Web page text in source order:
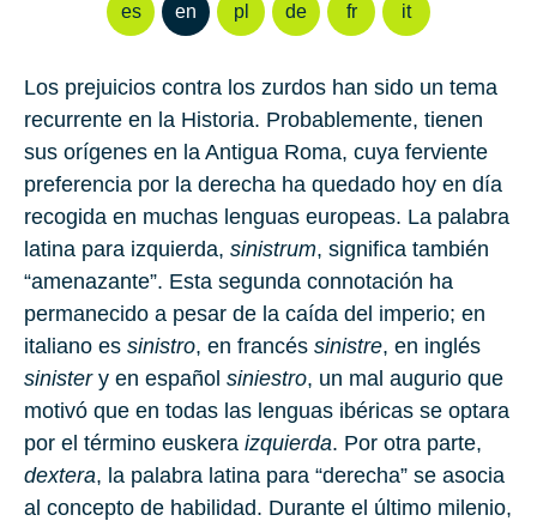
es en pl de fr it
Los prejuicios contra los zurdos han sido un tema
recurrente en la Historia. Probablemente, tienen
sus orígenes en la Antigua Roma, cuya ferviente
preferencia por la derecha ha quedado hoy en día
recogida en muchas lenguas europeas. La palabra
latina para izquierda, sinistrum, significa también
“amenazante”. Esta segunda connotación ha
permanecido a pesar de la caída del imperio; en
italiano es sinistro, en francés sinistre, en inglés
sinistery en español siniestro, un mal augurio que
motivó que en todas las lenguas ibéricas se optara
por el término euskera izquierda. Por otra parte,
dextera, la palabra latina para “derecha” se asocia
al concepto de habilidad. Durante el último milenio,